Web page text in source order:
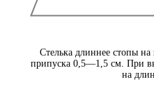
Стелька длиннее стопы
припуска 0,5—1,5 см. При
на